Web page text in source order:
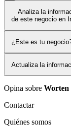
Analiza la
de este negocio en
¿Este es tu
Actualiza la
Opina sobre Worten
Contactar
Quiénes somos